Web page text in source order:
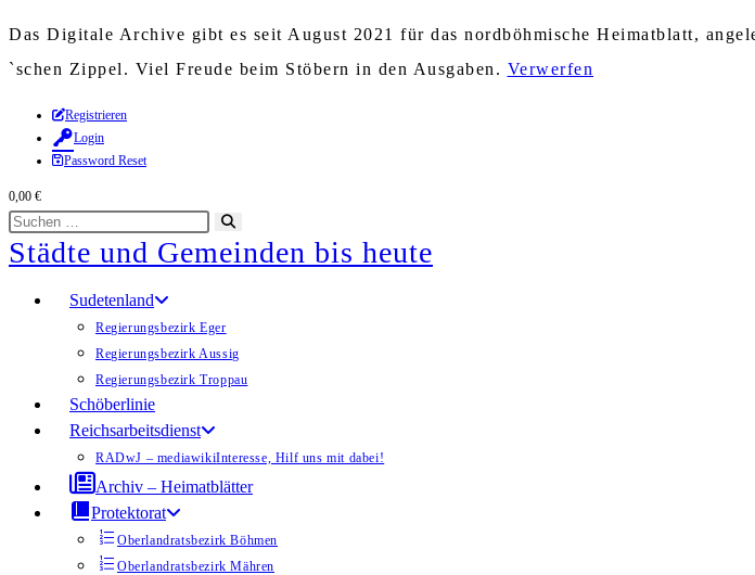
Das Digitale Archive gibt es seit August 2021 für das nordböhmische Heimatblatt,
`schen Zippel. Viel Freude beim Stöbern in den Ausgaben. Verwerfen
Zum
Inhalt
springen
Registrieren
Login
Password Reset
0,00 €
Diese
Website
durchsuchen
starten
Städte und Gemeinden bis heute
Sudetenland
Regierungsbezirk Eger
Regierungsbezirk Aussig
Regierungsbezirk Troppau
Schöberlinie
Reichsarbeitsdienst
RADwJ – mediawikiInteresse, Hilf uns mit dabei!
Archiv – Heimatblätter
Protektorat
Oberlandratsbezirk Böhmen
Oberlandratsbezirk Mähren